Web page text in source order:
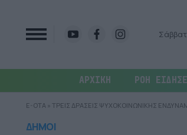
ΑΡΧΙΚΗ ΡΟΗ
E-OTA » ΤΡΕΙΣ ΔΡΑΣΕΙΣ ΨΥΧΟΚΟΙΝΩΝΙΚΗΣ
ΔΗΜΟΙ